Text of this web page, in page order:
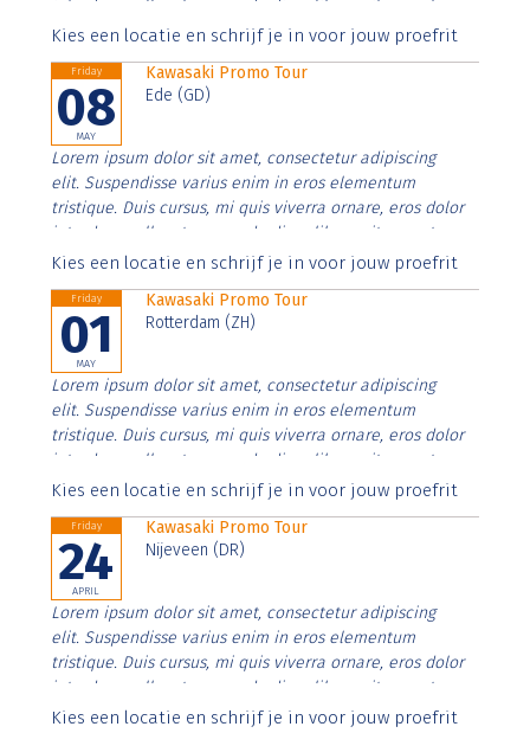
interdum nulla, ut commodo diam libero vitae erat.
Aenean faucibus nibh et justo cursus id rutrum lorem
Kies een locatie en schrijf je in voor jouw proefrit
Friday
08
MAY
Kawasaki Promo Tour
Ede (GD)
Lorem ipsum dolor sit amet, consectetur adipiscing
elit. Suspendisse varius enim in eros elementum
tristique. Duis cursus, mi quis viverra ornare, eros dolor
interdum nulla, ut commodo diam libero vitae erat.
Aenean faucibus nibh et justo cursus id rutrum lorem
Kies een locatie en schrijf je in voor jouw proefrit
Friday
01
MAY
Kawasaki Promo Tour
Rotterdam (ZH)
Lorem ipsum dolor sit amet, consectetur adipiscing
elit. Suspendisse varius enim in eros elementum
tristique. Duis cursus, mi quis viverra ornare, eros dolor
interdum nulla, ut commodo diam libero vitae erat.
Aenean faucibus nibh et justo cursus id rutrum lorem
Kies een locatie en schrijf je in voor jouw proefrit
Friday
24
APRIL
Kawasaki Promo Tour
Nijeveen (DR)
Lorem ipsum dolor sit amet, consectetur adipiscing
elit. Suspendisse varius enim in eros elementum
tristique. Duis cursus, mi quis viverra ornare, eros dolor
interdum nulla, ut commodo diam libero vitae erat.
Aenean faucibus nibh et justo cursus id rutrum lorem
Kies een locatie en schrijf je in voor jouw proefrit